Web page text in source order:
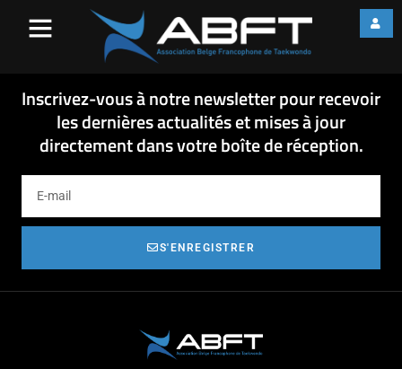
2014-1
affiche INDOOR BRUSSELS 2014-1
Inscrivez-vous à notre newsletter pour recevoir
les dernières actualités et mises à jour
directement dans votre boîte de réception.
S'ENREGISTRER